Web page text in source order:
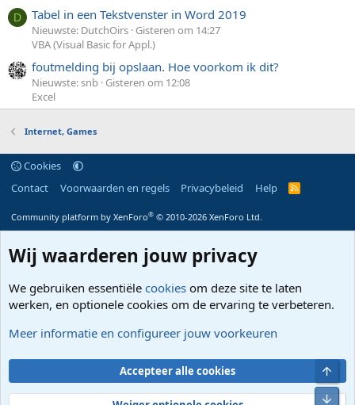
D Tabel in een Tekstvenster in Word 2019
Nieuwste: DutchOirs Gisteren om 14:27
VBA (Visual Basic for Appl.)
foutmelding bij opslaan. Hoe voorkom ik dit?
Nieuwste: snb Gisteren om 12:08
Excel
Internet, Games
Cookies
Contact
Voorwaarden en regels Privacybeleid Help
R
Community platform by XenForo® © 2010-2026 XenForo Ltd.
Wij waarderen jouw privacy
We gebruiken essentiële cookies om deze site te laten
werken, en optionele cookies om de ervaring te verbeteren.
Meer informatie en configureer jouw voorkeuren
Accepteer alle cookies